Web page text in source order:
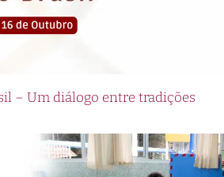
– Um diálogo entre tradições